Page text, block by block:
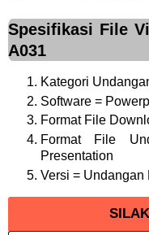
Spesifikasi File
A031
Kategori
Software =
Format File
Format File
Presentation
Versi = Undangan